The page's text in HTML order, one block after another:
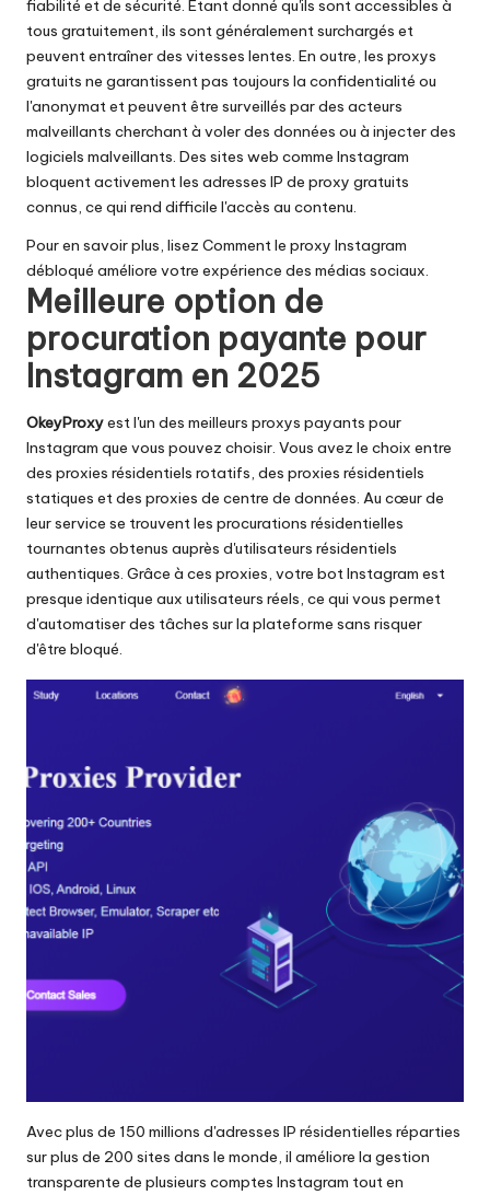
fiabilité et de sécurité. Étant donné qu'ils sont accessibles à
tous gratuitement, ils sont généralement surchargés et
peuvent entraîner des vitesses lentes. En outre, les proxys
gratuits ne garantissent pas toujours la confidentialité ou
l'anonymat et peuvent être surveillés par des acteurs
malveillants cherchant à voler des données ou à injecter des
logiciels malveillants. Des sites web comme Instagram
bloquent activement les adresses IP de proxy gratuits
connus, ce qui rend difficile l'accès au contenu.
Pour en savoir plus, lisez Comment le proxy Instagram
débloqué améliore votre expérience des médias sociaux
Meilleure option de
procuration payante pour
Instagram en 2025
OkeyProxyest l'un des meilleurs proxys payants pour
Instagram que vous pouvez choisir. Vous avez le choix entre
des proxies résidentiels rotatifs, des proxies résidentiels
statiques et des proxies de centre de données. Au cœur de
leur service se trouventles procurations résidentielles
tournantes obtenus auprès d'utilisateurs résidentiels
authentiques. Grâce à ces proxies, votre bot Instagram est
presque identique aux utilisateurs réels, ce qui vous permet
d'automatiser des tâches sur la plateforme sans risquer
d'être bloqué.
Avec plus de 150 millions d'adresses IP résidentielles réparties
sur plus de 200 sites dans le monde, il améliore la gestion
transparente de plusieurs comptes Instagram tout en